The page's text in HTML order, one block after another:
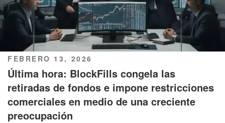
PUBLICADO
EL
FEBRERO 13, 2026
Última hora: BlockFills congela las
retiradas de fondos e impone restricciones
comerciales en medio de una creciente
preocupación